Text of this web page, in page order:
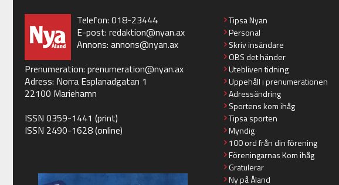
Telefon: 018-23444
E-post: redaktion@nyan.ax
Annons: annons@nyan.ax
Prenumeration: prenumeration@nyan.ax
Adress: Norra Esplanadgatan 1
22100 Mariehamn
ISSN 0359-1441 (print)
ISSN 2490-1628 (online)
Tipsa Nyan
Personal
Skriv insändare
OBS det händer
Utebliven tidning
Uppehåll i prenumerationen
Adressändring
Sportens kom ihåg
Tipsa sporten
Myndig
100 ord från din förening
Föreningarnas Kom ihåg
Gratulerar
Ny på Åland